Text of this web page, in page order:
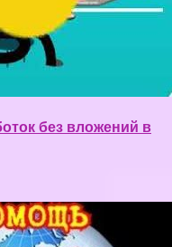
без вложений в